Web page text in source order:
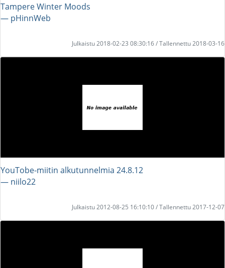
Tampere Winter Moods
― pHinnWeb
Julkaistu 2018-02-23 08:30:16 / Tallennettu 2018-03-16
YouTobe-miitin alkutunnelmia 24.8.12
― niilo22
Julkaistu 2012-08-25 16:10:10 / Tallennettu 2017-12-07